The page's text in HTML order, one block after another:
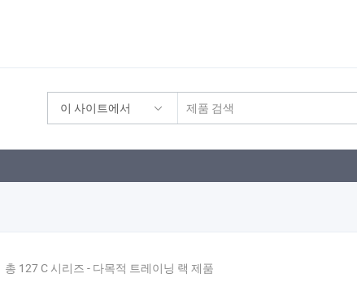
이 사이트에서
총 127 C 시리즈 - 다목적 트레이닝 랙 제품